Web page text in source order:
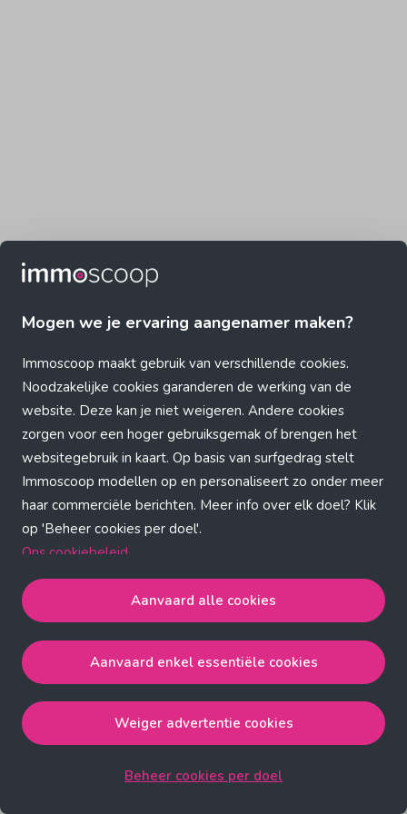
Mogen we je ervaring aangenamer maken?
Immoscoop maakt gebruik van verschillende cookies.
Noodzakelijke cookies garanderen de werking van de
website. Deze kan je niet weigeren. Andere cookies
zorgen voor een hoger gebruiksgemak of brengen het
websitegebruik in kaart. Op basis van surfgedrag stelt
Immoscoop modellen op en personaliseert zo onder meer
haar commerciële berichten. Meer info over elk doel? Klik
op 'Beheer cookies per doel'.
Ons cookiebeleid
Aanvaard alle cookiesgaat akkoord met de strict
noodzakelijke, analytische, functionele en advertentie
cookies.
de strict noodzakelijke cookies.
Weiger advertentie cookiesgaat akkoord met de strict
Aanvaard alle cookies
Aanvaard enkel essentiële cookies
Weiger advertentie cookies
Beheer cookies per doel
Application error: a client-side exception has occurred (see the
browser console for more information)